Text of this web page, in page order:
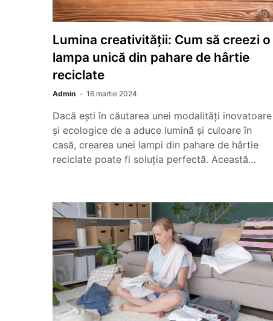
Lumina creativității: Cum să creezi o
lampa unică din pahare de hârtie
reciclate
Admin 16 martie 2024
Dacă ești în căutarea unei modalități inovatoare
și ecologice de a aduce lumină și culoare în
casă, crearea unei lampi din pahare de hârtie
reciclate poate fi soluția perfectă. Această…